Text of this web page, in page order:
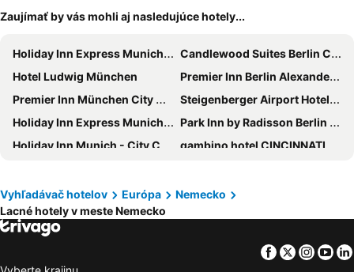
Zaujímať by vás mohli aj nasledujúce hotely...
Holiday Inn Express Munich - City East By Ihg
Candlewood Suites Berlin Charlottenburg
Hotel Ludwig München
Premier Inn Berlin Alexanderplatz hotel
Premier Inn München City Ost
Steigenberger Airport Hotel Frankfurt
Holiday Inn Express Munich City West by IHG
Park Inn by Radisson Berlin Alexanderplatz
Holiday Inn Munich - City Centre By Ihg
gambino hotel CINCINNATI
MEININGER Hotel München Olympiapark
Sheraton Berlin Grand Hotel Esplanade
H2 Hotel München Olympiapark
Holiday Inn - The Niu, Mesh Stuttgart Messe By Ihg
MEININGER Hotel Berlin East Side Gallery
Vyhľadávač hotelov Európa
Nemecko
Lacné hotely v meste Nemecko
Facebook
Twitter